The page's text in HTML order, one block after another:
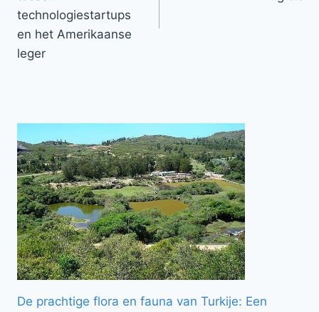
technologiestartups
en het Amerikaanse
leger
De prachtige flora en fauna van Turkije: Een